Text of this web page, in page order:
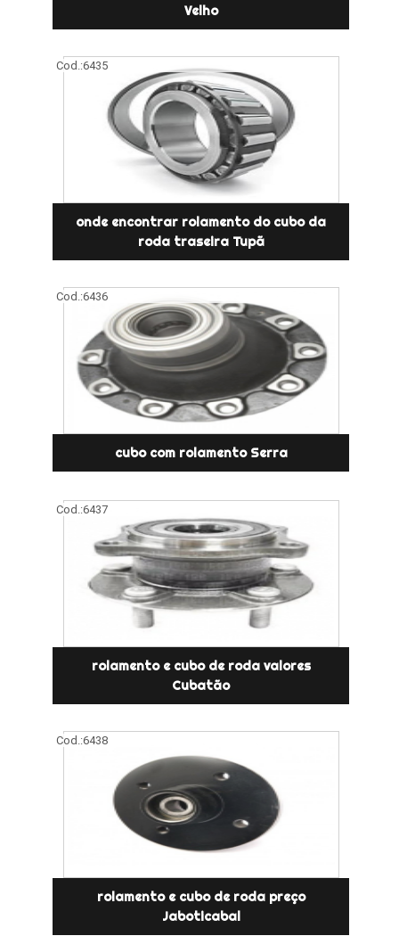
Velho
Cod.:6435
onde encontrar rolamento do cubo da
roda traseira Tupã
Cod.:6436
cubo com rolamento Serra
Cod.:6437
rolamento e cubo de roda valores
Cubatão
Cod.:6438
rolamento e cubo de roda preço
Jaboticabal